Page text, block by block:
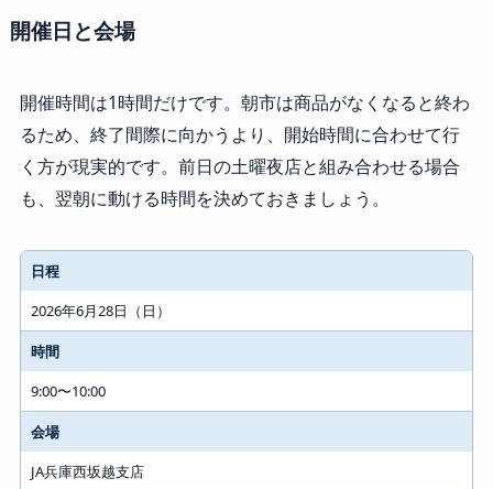
開催日と会場
開催時間は1時間だけです。朝市は商品がなくなると終わ
るため、終了間際に向かうより、開始時間に合わせて行
く方が現実的です。前日の土曜夜店と組み合わせる場合
も、翌朝に動ける時間を決めておきましょう。
日程
2026年6月28日（日）
時間
9:00〜10:00
会場
JA兵庫西坂越支店